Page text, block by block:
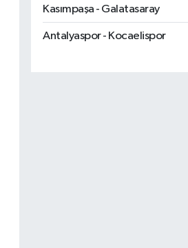
Kasımpaşa - Galatasaray
Antalyaspor - Kocaelispor